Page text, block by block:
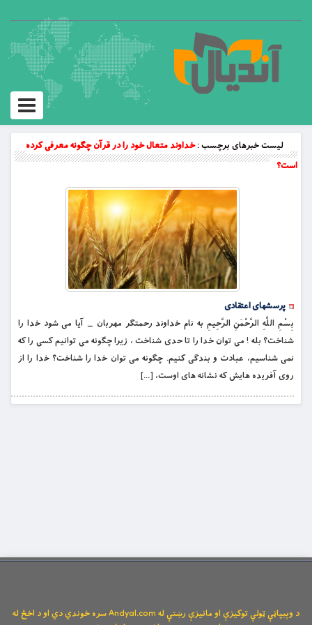
Toggle
لیست خبرهای برچسب :خداوند متعال خود را در قر‌آن چگونه معرفى کرده
است؟
پرسشهای اعتقادی
بِسْمِ اللَّهِ الرَّحْمَنِ الرَّحِيمِ به نام خداوند رحمتگر مهربان _ آيا مى شود خدا را
شناخت؟ بله ! مى توان خدا را تا حدى شناخت ، زيرا چگونه مى توانيم کسى را که
نمى شناسيم، عبادت و بندگى کنيم. چگونه مى توان خدا را شناخت؟ خدا را از
روى آفريده هايش که نشانه هاى اوست، […]
د وېبپاڼې ټولې توکیزې او مانیزې رښتې له Andyal.com سره خوندي دي او د اخځ له